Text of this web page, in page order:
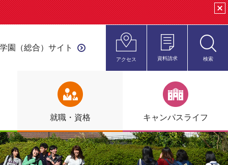
園（総合）サイト
アクセス 資料請求
検索
就職・資格 キャンパスライフ